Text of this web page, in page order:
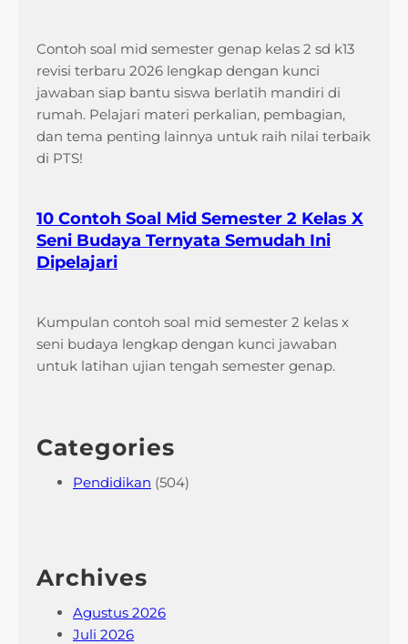
Contoh soal mid semester genap kelas 2 sd k13
revisi terbaru 2026 lengkap dengan kunci
jawaban siap bantu siswa berlatih mandiri di
rumah. Pelajari materi perkalian, pembagian,
dan tema penting lainnya untuk raih nilai terbaik
di PTS!
10 Contoh Soal Mid Semester 2 Kelas X
Seni Budaya Ternyata Semudah Ini
Dipelajari
Kumpulan contoh soal mid semester 2 kelas x
seni budaya lengkap dengan kunci jawaban
untuk latihan ujian tengah semester genap.
Categories
Pendidikan (504)
Archives
Agustus 2026
Juli 2026